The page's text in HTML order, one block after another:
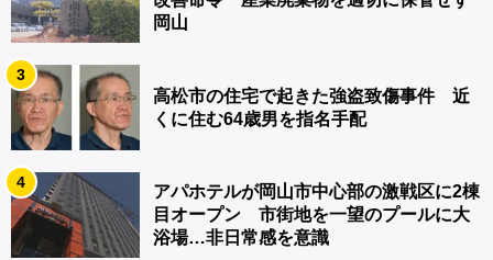
岡山
3
高松市の住宅で起きた強盗致傷事件 近
くに住む64歳男を指名手配
4
アパホテルが岡山市中心部の激戦区に2棟
目オープン 市街地を一望のプールに大
浴場…非日常感を意識